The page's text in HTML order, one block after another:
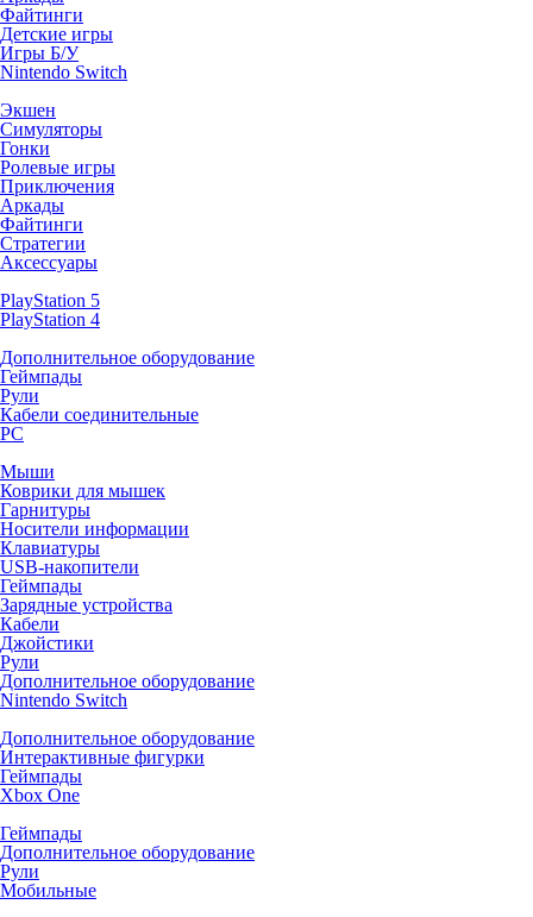
Файтинги
Детские игры
Игры Б/У
Nintendo Switch
Экшен
Симуляторы
Гонки
Ролевые игры
Приключения
Аркады
Файтинги
Стратегии
Аксессуары
PlayStation 5
PlayStation 4
Дополнительное оборудование
Геймпады
Рули
Кабели соединительные
PC
Мыши
Коврики для мышек
Гарнитуры
Носители информации
Клавиатуры
USB-накопители
Геймпады
Зарядные устройства
Кабели
Джойстики
Рули
Дополнительное оборудование
Nintendo Switch
Дополнительное оборудование
Интерактивные фигурки
Геймпады
Xbox One
Геймпады
Дополнительное оборудование
Рули
Мобильные